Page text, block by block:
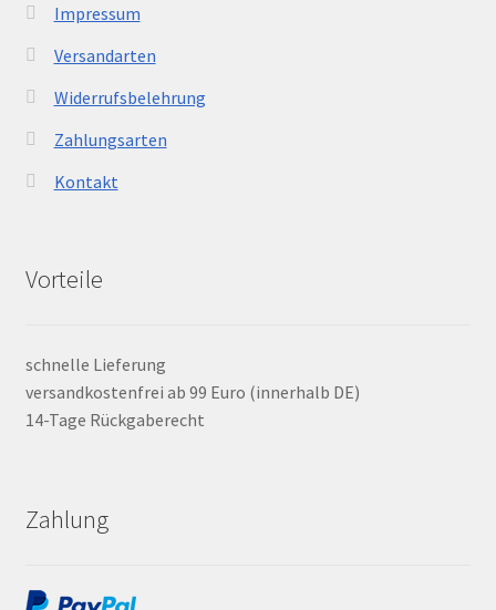
Impressum
Versandarten
Widerrufsbelehrung
Zahlungsarten
Kontakt
Vorteile
schnelle Lieferung
versandkostenfrei ab 99 Euro (innerhalb DE)
14-Tage Rückgaberecht
Zahlung